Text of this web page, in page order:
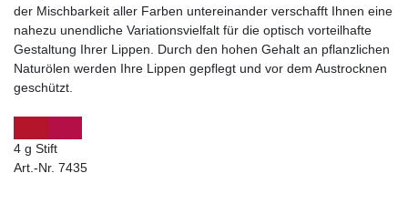
der Mischbarkeit aller Farben untereinander verschafft Ihnen eine
nahezu unendliche Variationsvielfalt für die optisch vorteilhafte
Gestaltung Ihrer Lippen. Durch den hohen Gehalt an pflanzlichen
Naturölen werden Ihre Lippen gepflegt und vor dem Austrocknen
geschützt.
4 g Stift
Art.-Nr. 7435